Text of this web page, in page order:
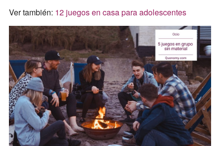
Ver también: 12 juegos en casa para adolescentes